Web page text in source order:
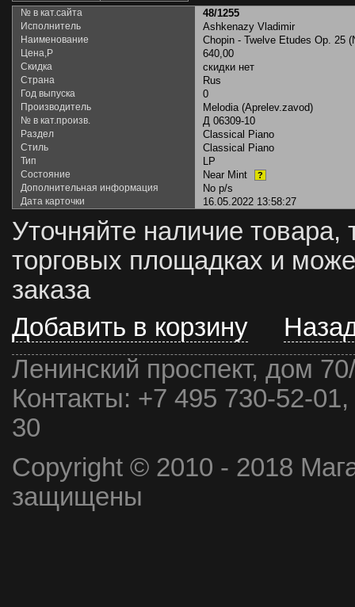
№ в кат.сайта 48/1255
Исполнитель Ashkenazy Vladimir
Наименование Chopin - Twelve Etudes Op. 25
Цена,Р 640,00
Скидка скидки нет
Страна Rus
Год выпуска 0
Производитель Melodia (Aprelev.zavod)
№ в кат.произв. Д 06309-10
Раздел Classical Piano
Стиль Classical Piano
Тип LP
Состояние Near Mint ?
Дополнительная информация No p/s
Дата карточки 16.05.2022 13:58:27
Уточняйте наличие товара,
торговых площадках и
заказа
Добавить в корзину
Ленинский проспект, дом
Контакты: +7 495 730-52-
30
Copyright © 2010 - 2018
защищены